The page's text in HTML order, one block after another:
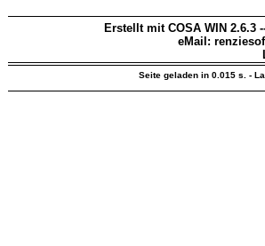
Erstellt mit COSA WIN 2.6.3
eMail:
Seite geladen in 0.015 s. -